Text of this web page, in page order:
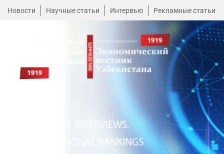
Новости Научные статьи Интервью Рекламные статьи